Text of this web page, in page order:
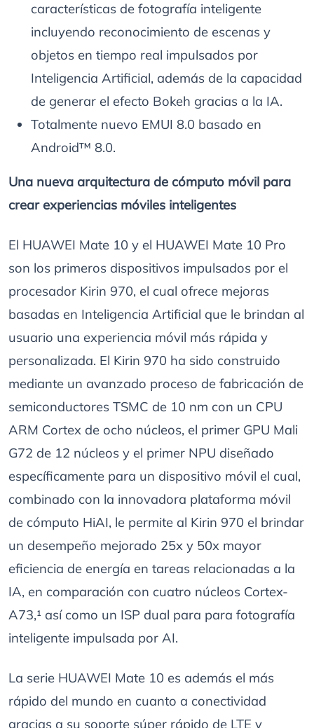
características de fotografía inteligente
incluyendo reconocimiento de escenas y
objetos en tiempo real impulsados por
Inteligencia Artificial, además de la capacidad
de generar el efecto Bokeh gracias a la IA.
Totalmente nuevo EMUI 8.0 basado en
Android™ 8.0.
Una nueva arquitectura de cómputo móvil para
crear experiencias móviles inteligentes
El HUAWEI Mate 10 y el HUAWEI Mate 10 Pro
son los primeros dispositivos impulsados por el
procesador Kirin 970, el cual ofrece mejoras
basadas en Inteligencia Artificial que le brindan al
usuario una experiencia móvil más rápida y
personalizada. El Kirin 970 ha sido construido
mediante un avanzado proceso de fabricación de
semiconductores TSMC de 10 nm con un CPU
ARM Cortex de ocho núcleos, el primer GPU Mali
G72 de 12 núcleos y el primer NPU diseñado
específicamente para un dispositivo móvil el cual,
combinado con la innovadora plataforma móvil
de cómputo HiAI, le permite al Kirin 970 el brindar
un desempeño mejorado 25x y 50x mayor
eficiencia de energía en tareas relacionadas a la
IA, en comparación con cuatro núcleos Cortex-
A73,¹ así como un ISP dual para para fotografía
inteligente impulsada por AI.
La serie HUAWEI Mate 10 es además el más
rápido del mundo en cuanto a conectividad
gracias a su soporte súper rápido de LTE y